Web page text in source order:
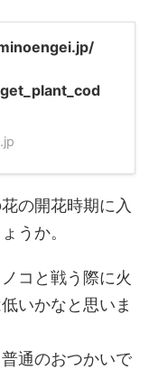
の開花時期に入
うか。
コと戦う際に火
いかなと思いま
通のおつかいで